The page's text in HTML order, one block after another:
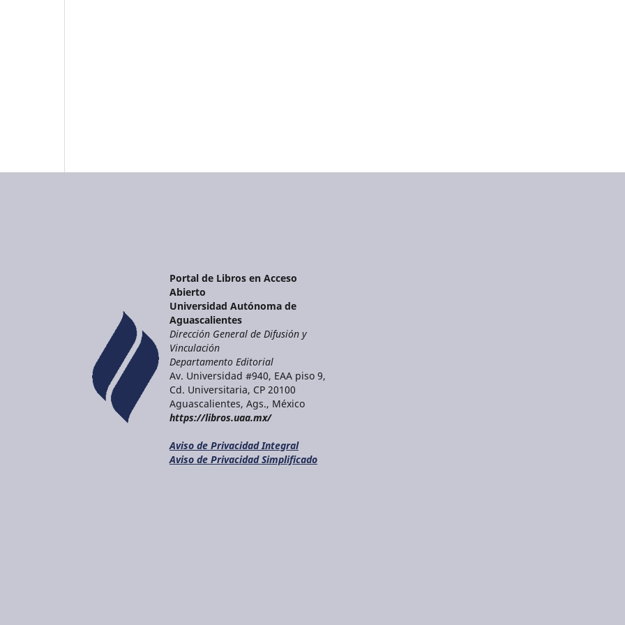
Portal de Libros en Acceso
Abierto
Universidad Autónoma de
Aguascalientes
Dirección General de Difusión y
Vinculación
Departamento Editorial
Av. Universidad #940, EAA piso 9,
Cd. Universitaria, CP 20100
Aguascalientes, Ags., México
https://libros.uaa.mx/
Aviso de Privacidad Integral
Aviso de Privacidad Simplificado